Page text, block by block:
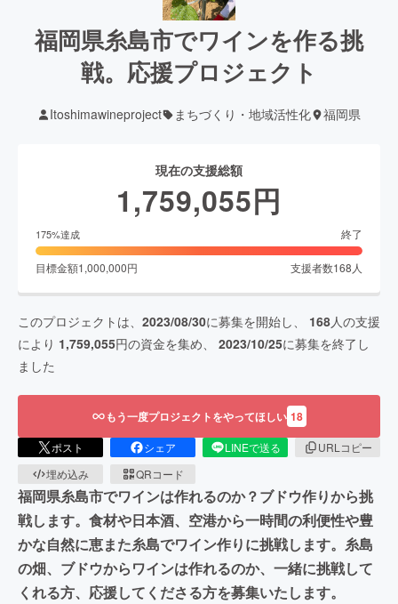
福岡県糸島市でワインを作る挑
戦。応援プロジェクト
Itoshimawineproject まちづくり・地域活性化 福岡県
現在の支援総額
1,759,055円
175%達成 終了
目標金額1,000,000円 支援者数168 人
このプロジェクトは、 2023/08/30に募集を開始し、 168人の支援
により 1,759,055円の資金を集め、 2023/10/25に募集を終了し
ました
もう一度プロジェクトをやってほしい 18
ポスト シェア LINEで送る
URLコピー
埋め込み
QRコード
福岡県糸島市でワインは作れるのか？ブドウ作りから挑
戦します。食材や日本酒、空港から一時間の利便性や豊
かな自然に恵また糸島でワイン作りに挑戦します。糸島
の畑、ブドウからワインは作れるのか、一緒に挑戦して
くれる方、応援してくださる方を募集いたします。